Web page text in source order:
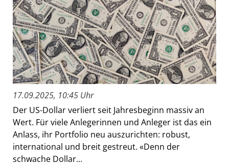
17.09.2025, 10:45 Uhr
Der US-Dollar verliert seit Jahresbeginn massiv an
Wert. Für viele Anlegerinnen und Anleger ist das ein
Anlass, ihr Portfolio neu auszurichten: robust,
international und breit gestreut. «Denn der
schwache Dollar...